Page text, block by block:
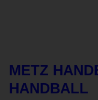
METZ
HANDBALL